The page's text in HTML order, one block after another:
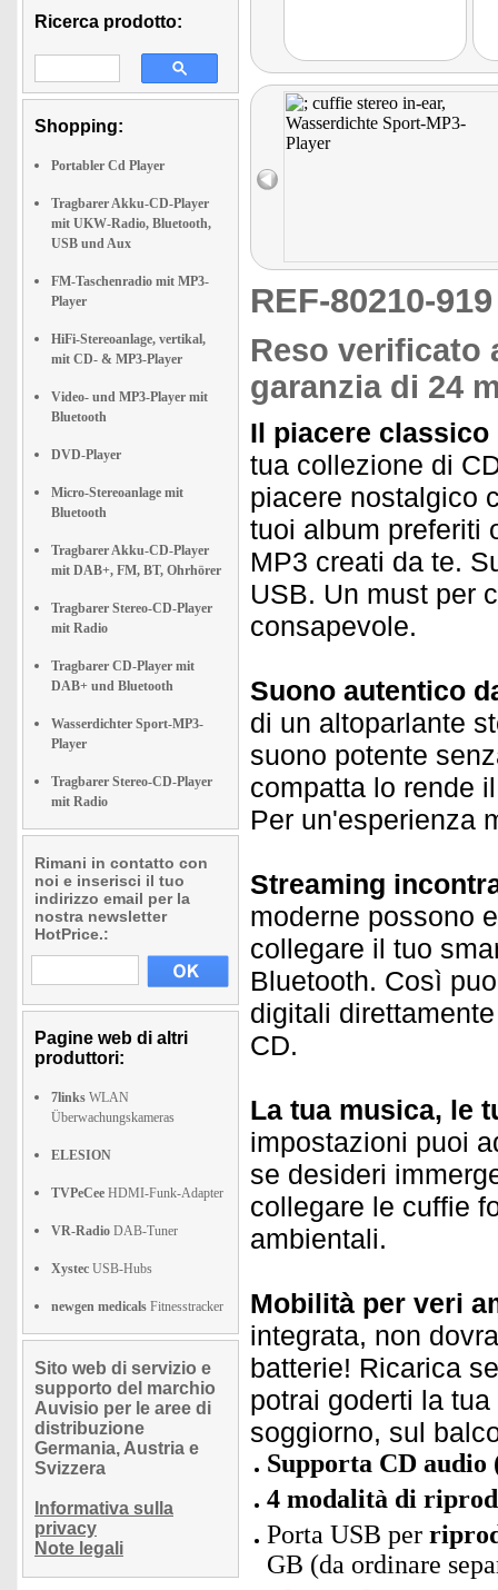
Ricerca prodotto:
Shopping:
Portabler Cd Player
Tragbarer Akku-CD-Player
mit UKW-Radio, Bluetooth,
USB und Aux
FM-Taschenradio mit MP3-
Player
HiFi-Stereoanlage, vertikal,
mit CD- & MP3-Player
Video- und MP3-Player mit
Bluetooth
DVD-Player
Micro-Stereoanlage mit
Bluetooth
Tragbarer Akku-CD-Player
mit DAB+, FM, BT, Ohrhörer
Tragbarer Stereo-CD-Player
mit Radio
Tragbarer CD-Player mit
DAB+ und Bluetooth
Wasserdichter Sport-MP3-
Player
Tragbarer Stereo-CD-Player
mit Radio
Rimani in contatto con
noi e inserisci il tuo
indirizzo email per la
nostra newsletter
HotPrice.:
Pagine web di altri
produttori:
7links WLAN
Überwachungskameras
ELESION
TVPeCee HDMI-Funk-Adapter
VR-Radio DAB-Tuner
Xystec USB-Hubs
newgen medicals Fitnesstracker
Sito web di servizio e
supporto del marchio
Auvisio per le aree di
distribuzione
Germania, Austria e
Svizzera
Informativa sulla
privacy
Note legali
REF-80210-
Reso verificato
garanzia di 24
Il piacere
tua collezione di
piacere nostalgico
tuoi album preferiti
MP3 creati da te.
USB. Un must per
consapevole.
Suono autentico
di un altoparlante
suono potente
compatta lo rende
Per un'esperienza
Streaming
moderne possono
collegare il tuo
Bluetooth. Così
digitali
CD.
La tua musica, le
impostazioni puoi
se desideri
collegare le cuffie
ambientali.
Mobilità per veri
integrata, non
batterie! Ricarica
potrai goderti la
soggiorno, sul
Supporta CD audio
4 modalità di
Porta USB per
GB (da ordinare